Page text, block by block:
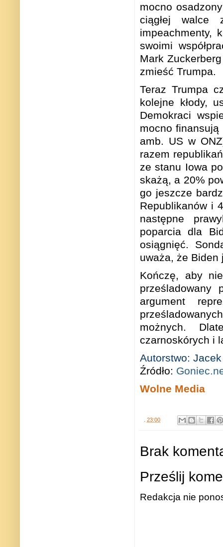
mocno
ciągłej walce
impeachmenty,
swoimi
Mark
zmieść Trumpa.
Teraz Trumpa
kolejne kłody,
Demokraci
mocno
amb. US w
razem
ze stanu Iowa
skażą, a 20%
go jeszcze
Republikanów i
następne
poparcia dla
osiągnięć.
uważa, że Biden
Kończę, aby
prześladowany
argument
możnych.
czarnoskórych i
Autorstwo:
Źródło:
Wolne Media
23:00
Brak
Prześlij
Redakcja nie